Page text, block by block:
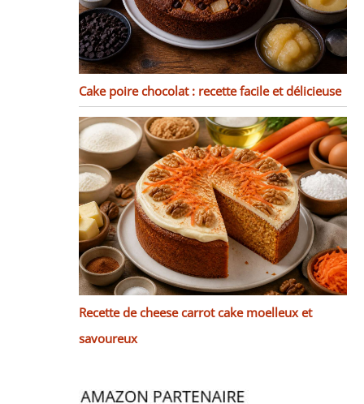
Cake poire chocolat : recette facile et délicieuse
Recette de cheese carrot cake moelleux et
savoureux